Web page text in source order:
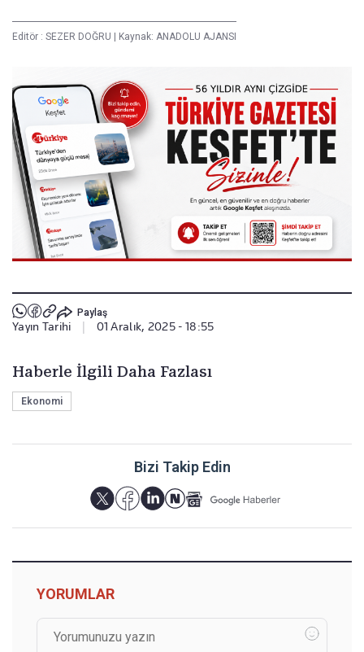
Editör : SEZER DOĞRU | Kaynak: ANADOLU AJANSI
Paylaş
Yayın Tarihi 01 Aralık, 2025 - 18:55
Haberle İlgili Daha Fazlası
Ekonomi
Bizi Takip Edin
YORUMLAR